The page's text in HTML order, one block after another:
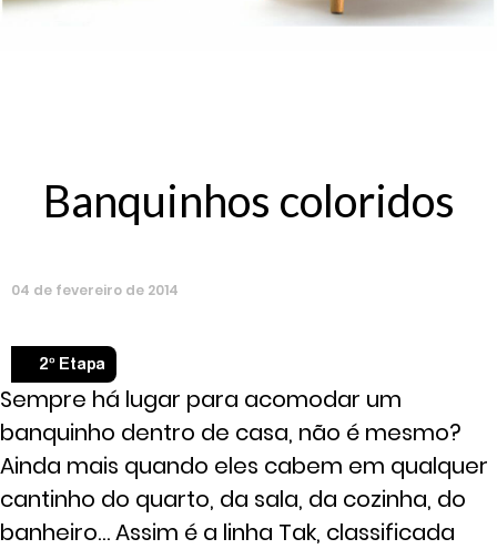
Banquinhos coloridos
04 de fevereiro de 2014
2º Etapa
Sempre há lugar para acomodar um
banquinho dentro de casa, não é mesmo?
Ainda mais quando eles cabem em qualquer
cantinho do quarto, da sala, da cozinha, do
banheiro… Assim é a linha Tak, classificada